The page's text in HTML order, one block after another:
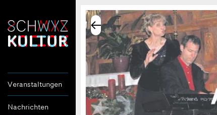
Veranstaltungen
Nachrichten